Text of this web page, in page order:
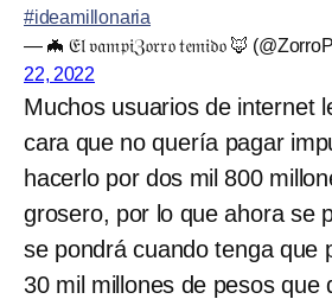
#ideamillonaria
— 🦇 𝔈𝔩 𝔳𝔞𝔪𝔭𝔦ℨ𝔬𝔯𝔯𝔬 𝔱𝔢𝔪𝔦𝔡𝔬 🦊
22, 2022
Muchos usuarios de internet
cara que no quería pagar
hacerlo por dos mil 800
grosero, por lo que ahora se
se pondrá cuando tenga que
30 mil millones de pesos que